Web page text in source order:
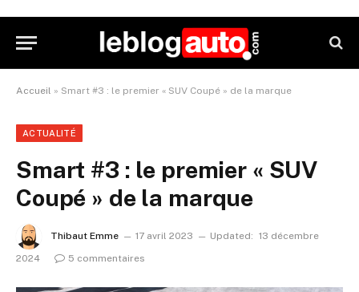
Accueil » Smart #3 : le premier « SUV Coupé » de la marque
ACTUALITÉ
Smart #3 : le premier « SUV
Coupé » de la marque
Thibaut Emme 17 avril 2023 Updated: 13 décembre
2024
5 commentaires